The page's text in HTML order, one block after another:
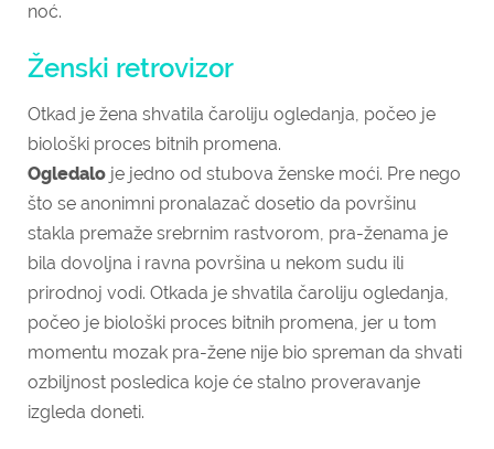
noć.
Ženski retrovizor
Otkad je žena shvatila čaroliju ogledanja, počeo je
biološki proces bitnih promena.
Ogledalo je jedno od stubova ženske moći. Pre nego
što se anonimni pronalazač dosetio da površinu
stakla premaže srebrnim rastvorom, pra-ženama je
bila dovoljna i ravna površina u nekom sudu ili
prirodnoj vodi. Otkada je shvatila čaroliju ogledanja,
počeo je biološki proces bitnih promena, jer u tom
momentu mozak pra-žene nije bio spreman da shvati
ozbiljnost posledica koje će stalno proveravanje
izgleda doneti.